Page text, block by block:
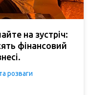
на зустріч:
фінансовий
розваги